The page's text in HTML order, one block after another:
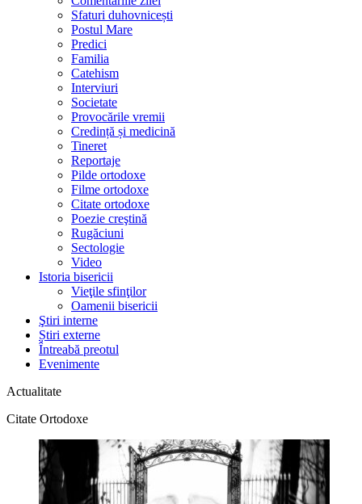
Sfaturi duhovnicești
Postul Mare
Predici
Familia
Catehism
Interviuri
Societate
Provocările vremii
Credință și medicină
Tineret
Reportaje
Pilde ortodoxe
Filme ortodoxe
Citate ortodoxe
Poezie creştină
Rugăciuni
Sectologie
Video
Istoria bisericii
Vieţile sfinţilor
Oamenii bisericii
Ştiri interne
Știri externe
Întreabă preotul
Evenimente
Actualitate
Citate Ortodoxe